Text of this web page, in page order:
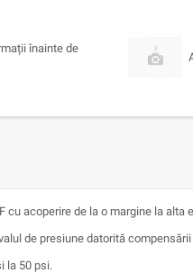
înainte de
cu acoperire de la o margine la
de presiune datorită
la 50 psi.